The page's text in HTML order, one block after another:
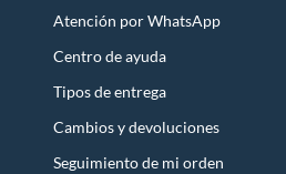
Atención por WhatsApp
Centro de ayuda
Tipos de entrega
Cambios y devoluciones
Seguimiento de mi orden